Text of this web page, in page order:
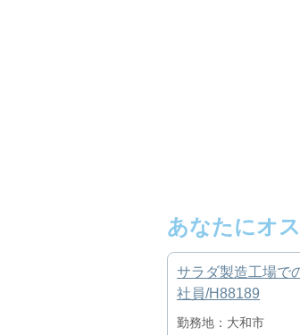
あなたにオ
サラダ製造工場で
社員/H88189
勤務地：大和市